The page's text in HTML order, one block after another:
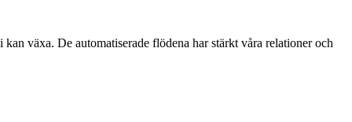
växa. De automatiserade flödena har stärkt våra relationer och